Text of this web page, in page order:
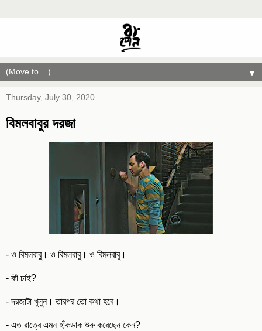
▼
Thursday, July 30, 2020
বিমলবাবুর দরজা
- ও বিমলবাবু। ও বিমলবাবু। ও বিমলবাবু।
- কী চাই?
- দরজাটা খুলুন। তারপর তো কথা হবে।
- এত রাত্রে এমন হাঁকডাক শুরু করেছেন কেন?